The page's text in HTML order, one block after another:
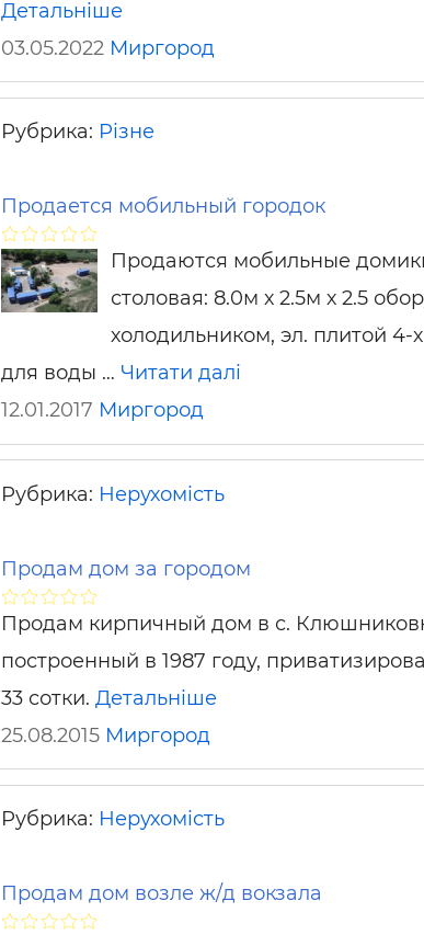
Будівельні і ремонтні послуги
Детальніше
03.05.2022 Миргород
Рубрика: Різне
Продается мобильный городок
Продаются мобильные
столовая: 8.0м х 2.5м х 2.5
холодильником, эл. плитой
для воды … Читати далі
12.01.2017 Миргород
Рубрика: Нерухомість
Продам дом за городом
Продам кирпичный дом в с.
построенный в 1987 году,
33 сотки. Детальніше
25.08.2015 Миргород
Рубрика: Нерухомість
Продам дом возле ж/д вокзала